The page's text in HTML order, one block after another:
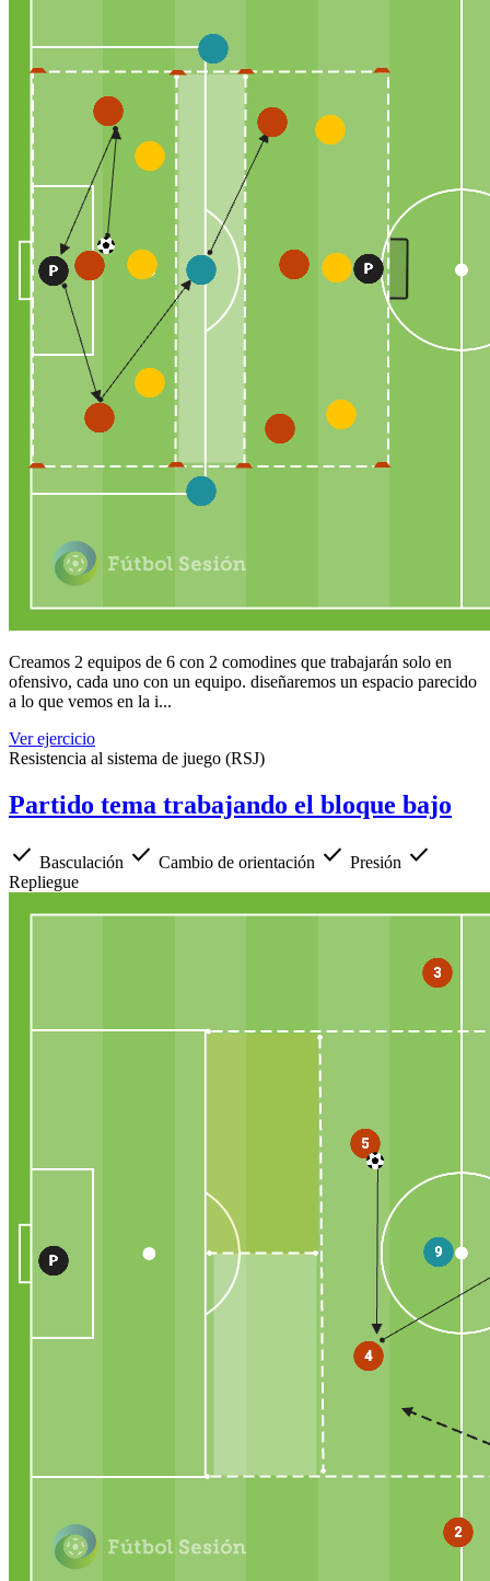
Creamos 2 equipos de 6 con 2 comodines que trabajarán solo en
ofensivo, cada uno con un equipo. diseñaremos un espacio parecido
a lo que vemos en la i...
Ver ejercicio
Resistencia al sistema de juego (RSJ)
Partido tema trabajando el bloque bajo
check Basculación check Cambio de orientación check Presión check
Repliegue